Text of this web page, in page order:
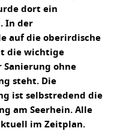
dort ein
In der
auf die oberirdische
die wichtige
Sanierung ohne
steht. Die
ist selbstredend die
am Seerhein. Alle
im Zeitplan.